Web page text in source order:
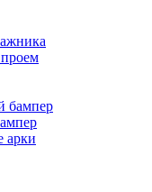
бампер
арки